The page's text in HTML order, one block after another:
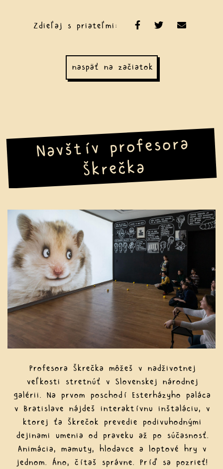
Zdieľaj s priateľmi:
naspäť na začiatok
Navštív profesora
Škrečka
Profesora Škrečka môžeš v nadživotnej
veľkosti stretnúť v Slovenskej národnej
galérii. Na prvom poschodí Esterházyho paláca
v Bratislave nájdeš interaktívnu inštaláciu, v
ktorej ťa Škrečok prevedie podivuhodnými
dejinami umenia od praveku až po súčasnosť.
Animácia, mamuty, hlodavce a loptové hry v
jednom. Áno, čítaš správne. Príď sa pozrieť!